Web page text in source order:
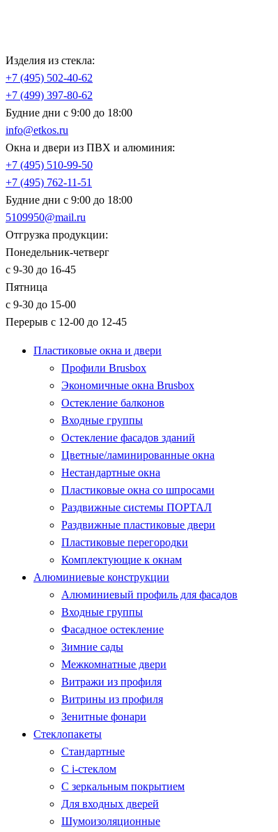
Изделия из стекла:
+7 (495) 502-40-62
+7 (499) 397-80-62
Будние дни с 9:00 до 18:00
info@etkos.ru
Окна и двери из ПВХ и алюминия:
+7 (495) 510-99-50
+7 (495) 762-11-51
Будние дни с 9:00 до 18:00
5109950@mail.ru
Отгрузка продукции:
Понедельник-четверг
с 9-30 до 16-45
Пятница
с 9-30 до 15-00
Перерыв с 12-00 до 12-45
Пластиковые окна и двери
Профили Brusbox
Экономичные окна Brusbox
Остекление балконов
Входные группы
Остекление фасадов зданий
Цветные/ламинированные окна
Нестандартные окна
Пластиковые окна со шпросами
Раздвижные системы ПОРТАЛ
Раздвижные пластиковые двери
Пластиковые перегородки
Комплектующие к окнам
Алюминиевые конструкции
Алюминиевый профиль для фасадов
Входные группы
Фасадное остекление
Зимние сады
Межкомнатные двери
Витражи из профиля
Витрины из профиля
Зенитные фонари
Стеклопакеты
Стандартные
С i-стеклом
С зеркальным покрытием
Для входных дверей
Шумоизоляционные